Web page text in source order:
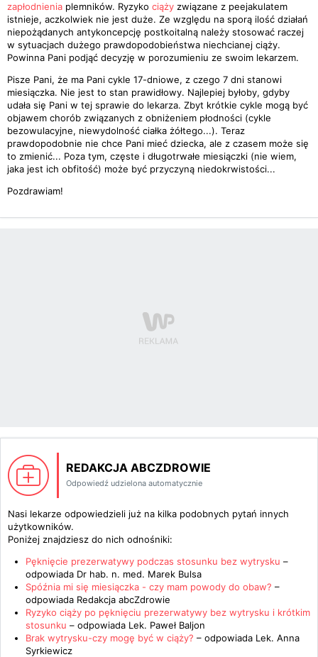
zapłodnienia plemników. Ryzyko ciąży związane z peejakulatem
istnieje, aczkolwiek nie jest duże. Ze względu na sporą ilość działań
niepożądanych antykoncepcję postkoitalną należy stosować raczej
w sytuacjach dużego prawdopodobieństwa niechcianej ciąży.
Powinna Pani podjąć decyzję w porozumieniu ze swoim lekarzem.
Pisze Pani, że ma Pani cykle 17-dniowe, z czego 7 dni stanowi
miesiączka. Nie jest to stan prawidłowy. Najlepiej byłoby, gdyby
udała się Pani w tej sprawie do lekarza. Zbyt krótkie cykle mogą być
objawem chorób związanych z obniżeniem płodności (cykle
bezowulacyjne, niewydolność ciałka żółtego...). Teraz
prawdopodobnie nie chce Pani mieć dziecka, ale z czasem może się
to zmienić... Poza tym, częste i długotrwałe miesiączki (nie wiem,
jaka jest ich obfitość) może być przyczyną niedokrwistości...
Pozdrawiam!
REDAKCJA ABCZDROWIE
Odpowiedź udzielona automatycznie
Nasi lekarze odpowiedzieli już na kilka podobnych pytań innych
użytkowników.
Poniżej znajdziesz do nich odnośniki:
Pęknięcie prezerwatywy podczas stosunku bez wytrysku –
odpowiada Dr hab. n. med. Marek Bulsa
Spóźnia mi się miesiączka - czy mam powody do obaw? –
odpowiada Redakcja abcZdrowie
Ryzyko ciąży po pęknięciu prezerwatywy bez wytrysku i krótkim
stosunku – odpowiada Lek. Paweł Baljon
Brak wytrysku-czy mogę być w ciąży? – odpowiada Lek. Anna
Syrkiewicz